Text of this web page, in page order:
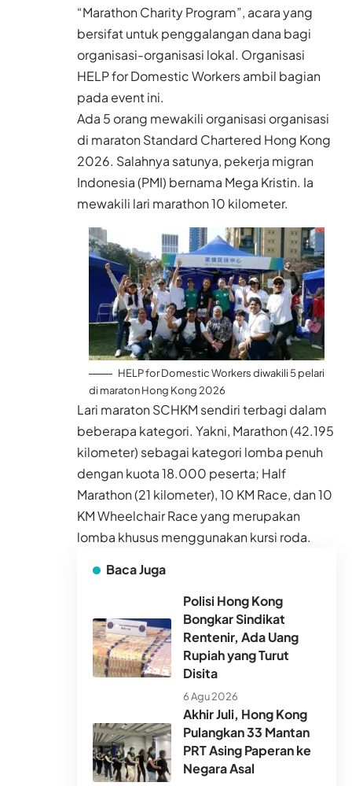
“Marathon Charity Program”, acara yang
bersifat untuk penggalangan dana bagi
organisasi-organisasi lokal. Organisasi
HELP for Domestic Workers ambil bagian
pada event ini.
Ada 5 orang mewakili organisasi organisasi
di maraton Standard Chartered Hong Kong
2026. Salahnya satunya, pekerja migran
Indonesia (PMI) bernama Mega Kristin. Ia
mewakili lari marathon 10 kilometer.
HELP for Domestic Workers diwakili 5 pelari
di maraton Hong Kong 2026
Lari maraton SCHKM sendiri terbagi dalam
beberapa kategori. Yakni, Marathon (42.195
kilometer) sebagai kategori lomba penuh
dengan kuota 18.000 peserta; Half
Marathon (21 kilometer), 10 KM Race, dan 10
KM Wheelchair Race yang merupakan
lomba khusus menggunakan kursi roda.
Baca Juga
Polisi Hong Kong
Bongkar Sindikat
Rentenir, Ada Uang
Rupiah yang Turut
Disita
6 Agu 2026
Akhir Juli, Hong Kong
Pulangkan 33 Mantan
PRT Asing Paperan ke
Negara Asal